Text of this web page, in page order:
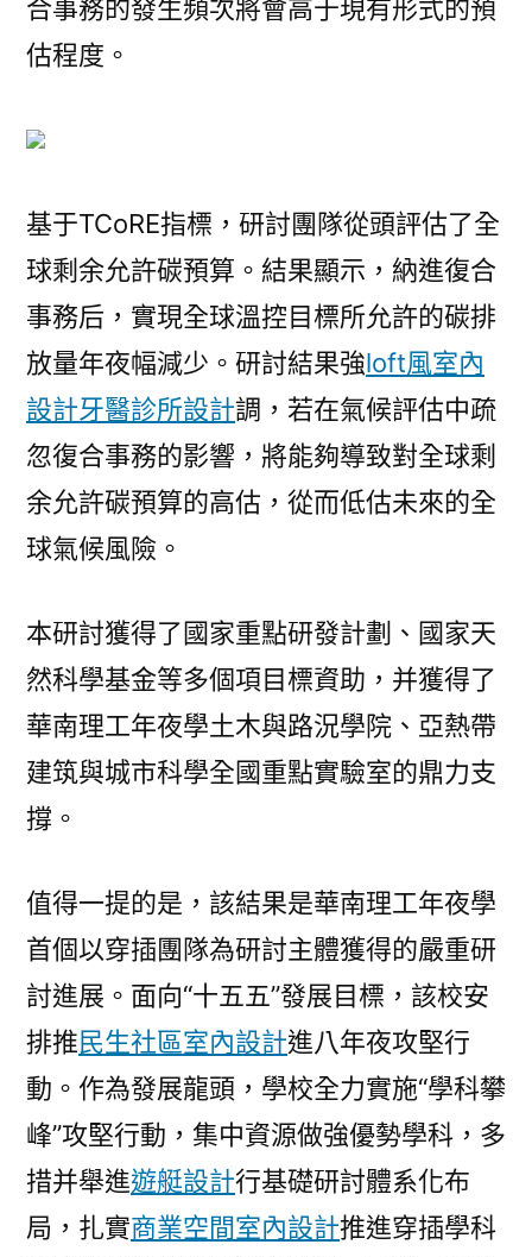
合事務的發生頻次將會高于現有形式的預
估程度。
基于TCoRE指標，研討團隊從頭評估了全
球剩余允許碳預算。結果顯示，納進復合
事務后，實現全球溫控目標所允許的碳排
放量年夜幅減少。研討結果強loft風室內
設計牙醫診所設計調，若在氣候評估中疏
忽復合事務的影響，將能夠導致對全球剩
余允許碳預算的高估，從而低估未來的全
球氣候風險。
本研討獲得了國家重點研發計劃、國家天
然科學基金等多個項目標資助，并獲得了
華南理工年夜學土木與路況學院、亞熱帶
建筑與城市科學全國重點實驗室的鼎力支
撐。
值得一提的是，該結果是華南理工年夜學
首個以穿插團隊為研討主體獲得的嚴重研
討進展。面向“十五五”發展目標，該校安
排推民生社區室內設計進八年夜攻堅行
動。作為發展龍頭，學校全力實施“學科攀
峰”攻堅行動，集中資源做強優勢學科，多
措并舉進遊艇設計行基礎研討體系化布
局，扎實商業空間室內設計推進穿插學科